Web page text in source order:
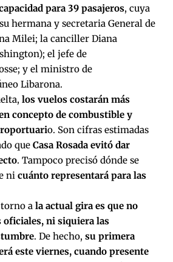
para 39 pasajeros, cuya
hermana y secretaria General de
Milei; la canciller Diana
el jefe de
y el ministro de
Libarona.
los vuelos costarán más
concepto de combustible y
o. Son cifras estimadas
que Casa Rosada evitó dar
. Tampoco precisó dónde se
ni cuánto representará para las
a la actual gira es que no
ni siquiera las
. De hecho, su primera
este viernes, cuando presente